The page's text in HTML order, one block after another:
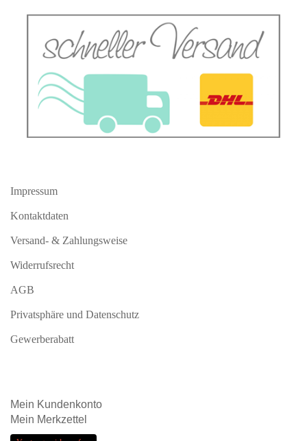
Impressum
Kontaktdaten
Versand- & Zahlungsweise
Widerrufsrecht
AGB
Privatsphäre und Datenschutz
Gewerberabatt
Mein Kundenkonto
Mein Merkzettel